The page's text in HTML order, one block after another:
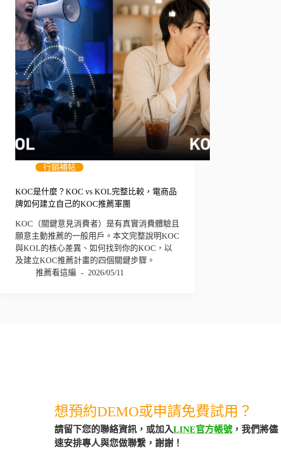
行銷補帖
KOC是什麼？KOC vs KOL完整比較，電商品
牌如何建立自己的KOC推薦軍團
KOC（關鍵意見消費者）是有真實消費體驗且
願意主動推薦的一般用戶。本文完整說明KOC
與KOL的核心差異、如何找到你的KOC，以
及建立KOC推薦計畫的四個關鍵步驟。
推薦看這編
2026/05/11
想預約DEMO或申請免費試用？
請留下您的聯絡資訊，或加入LINE官方帳號，我們將儘
速安排專人與您做聯繫，謝謝！